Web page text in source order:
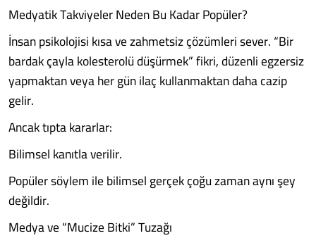
Medyatik Takviyeler Neden Bu Kadar Popüler?
İnsan psikolojisi kısa ve zahmetsiz çözümleri sever. “Bir
bardak çayla kolesterolü düşürmek” fikri, düzenli egzersiz
yapmaktan veya her gün ilaç kullanmaktan daha cazip
gelir.
Ancak tıpta kararlar:
Bilimsel kanıtla verilir.
Popüler söylem ile bilimsel gerçek çoğu zaman aynı şey
değildir.
Medya ve “Mucize Bitki” Tuzağı